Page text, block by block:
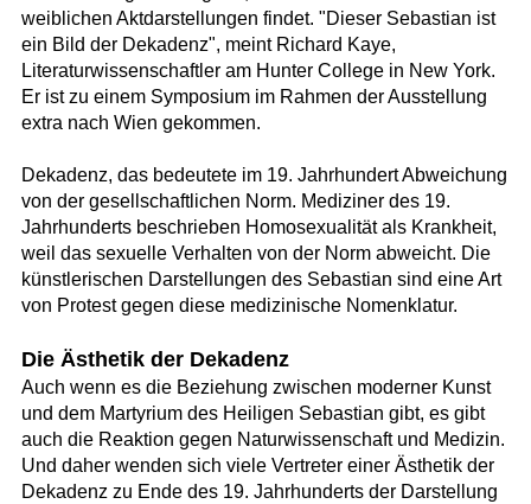
weiblichen Aktdarstellungen findet. "Dieser Sebastian ist
ein Bild der Dekadenz", meint Richard Kaye,
Literaturwissenschaftler am Hunter College in New York.
Er ist zu einem Symposium im Rahmen der Ausstellung
extra nach Wien gekommen.
Dekadenz, das bedeutete im 19. Jahrhundert Abweichung
von der gesellschaftlichen Norm. Mediziner des 19.
Jahrhunderts beschrieben Homosexualität als Krankheit,
weil das sexuelle Verhalten von der Norm abweicht. Die
künstlerischen Darstellungen des Sebastian sind eine Art
von Protest gegen diese medizinische Nomenklatur.
Die Ästhetik der Dekadenz
Auch wenn es die Beziehung zwischen moderner Kunst
und dem Martyrium des Heiligen Sebastian gibt, es gibt
auch die Reaktion gegen Naturwissenschaft und Medizin.
Und daher wenden sich viele Vertreter einer Ästhetik der
Dekadenz zu Ende des 19. Jahrhunderts der Darstellung